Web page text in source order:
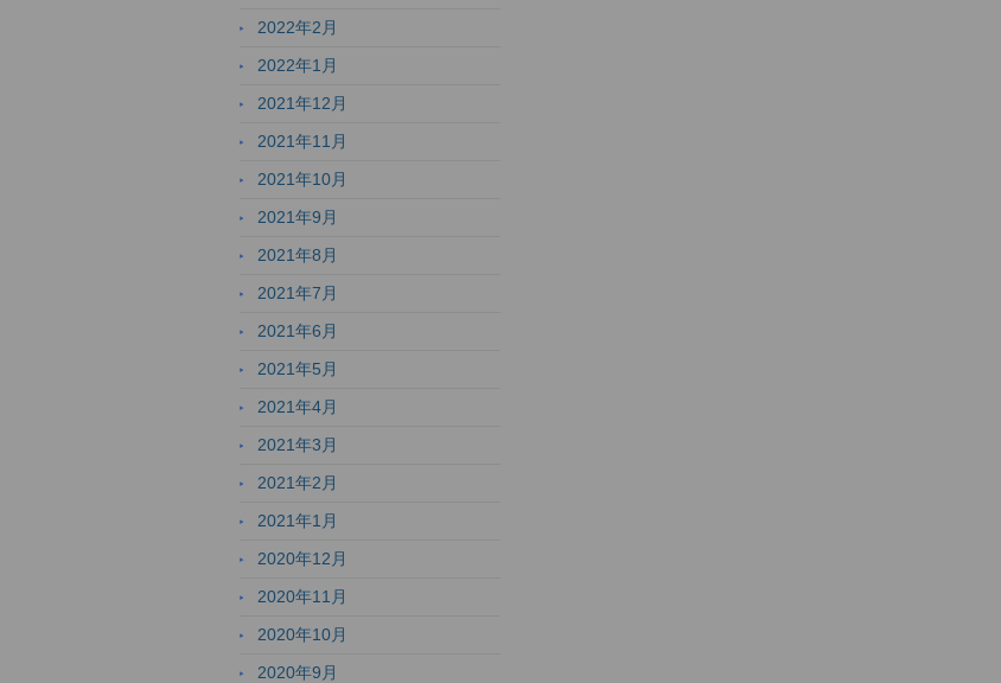
2022年2月
2022年1月
2021年12月
2021年11月
2021年10月
2021年9月
2021年8月
2021年7月
2021年6月
2021年5月
2021年4月
2021年3月
2021年2月
2021年1月
2020年12月
2020年11月
2020年10月
2020年9月